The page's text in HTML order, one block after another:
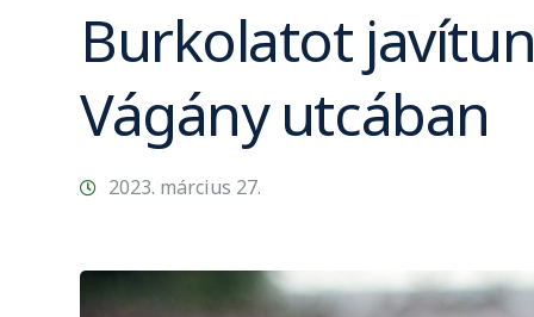
Burkolatot
Vágány utcában
2023. március 27.